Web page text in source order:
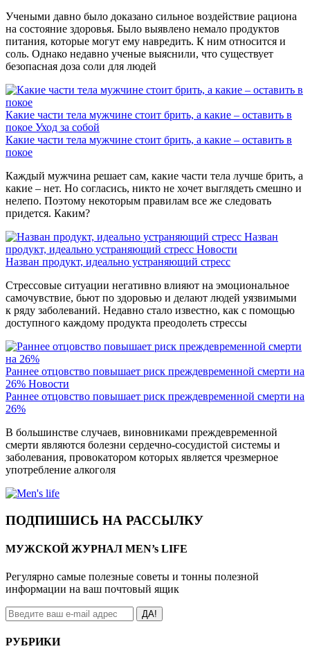
Учеными давно было доказано сильное воздействие рациона
на состояние здоровья. Было выявлено немало продуктов
питания, которые могут ему навредить. К ним относится и
соль. Однако недавно ученые выяснили, что существует
безопасная доза соли для людей
Какие части тела мужчине стоит брить, а какие – оставить в
покое Уход за собой
Какие части тела мужчине стоит брить, а какие – оставить в
покое
Каждый мужчина решает сам, какие части тела лучше брить, а
какие – нет. Но согласись, никто не хочет выглядеть смешно и
нелепо. Поэтому некоторым правилам все же следовать
придется. Каким?
Назван
продукт, идеально устраняющий стресс Новости
Назван продукт, идеально устраняющий стресс
Стрессовые ситуации негативно влияют на эмоциональное
самочувствие, бьют по здоровью и делают людей уязвимыми
к ряду заболеваний. Недавно стало известно, как с помощью
доступного каждому продукта преодолеть стрессы
Раннее отцовство повышает риск преждевременной смерти на
26% Новости
Раннее отцовство повышает риск преждевременной смерти на
26%
В большинстве случаев, виновниками преждевременной
смерти являются болезни сердечно-сосудистой системы и
заболевания, провокатором которых является чрезмерное
употребление алкоголя
ПОДПИШИСЬ НА РАССЫЛКУ
МУЖСКОЙ ЖУРНАЛ MEN’s LIFE
Регулярно самые полезные советы и тонны полезной
информации на ваш почтовый ящик
ДА!
РУБРИКИ